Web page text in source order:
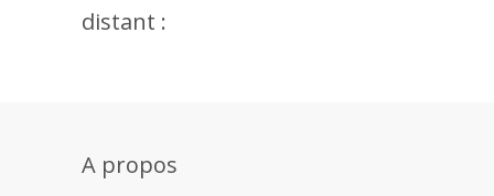
distant :
A propos